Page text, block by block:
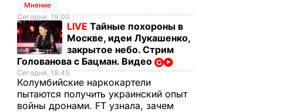
Мнение
Сегодня, 19.00
LIVE Тайные похороны в
Москве, идеи Лукашенко,
закрытое небо. Стрим
Голованова с Бацман. Видео
Сегодня, 18.45
Колумбийские наркокартели
пытаются получить украинский опыт
войны дронами. FT узнала, зачем